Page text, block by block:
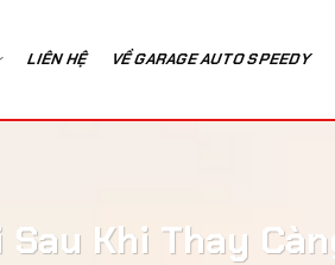
LIÊN HỆ VỀ GARAGE AUTO SPEEDY
Khi Thay